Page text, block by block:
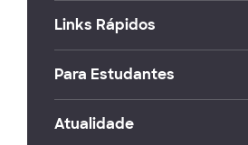
Links Rápidos
Para Estudantes
Atualidade